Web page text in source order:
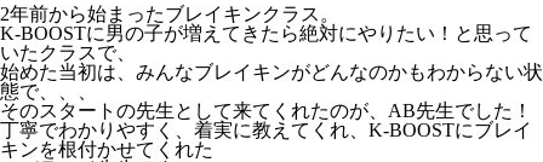
2年前から始まったブレイキンクラス。
K-BOOSTに男の子が増えてきたら絶対にやりたい！と思って
いたクラスで、
始めた当初は、みんなブレイキンがどんなのかもわからない状
態で、、、
そのスタートの先生として来てくれたのが、AB先生でした！
丁寧でわかりやすく、着実に教えてくれ、K-BOOSTにブレイ
キンを根付かせてくれた